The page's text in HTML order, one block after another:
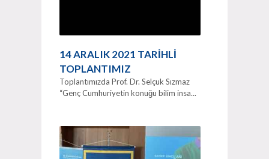
14 ARALIK 2021 TARİHLİ
TOPLANTIMIZ
Toplantımızda Prof. Dr. Selçuk Sızmaz
“Genç Cumhuriyetin konuğu bilim insa...